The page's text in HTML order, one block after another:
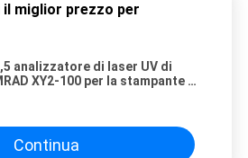
miglior prezzo per
analizzatore di laser UV di
XY2-100 per la stampante di
Continua